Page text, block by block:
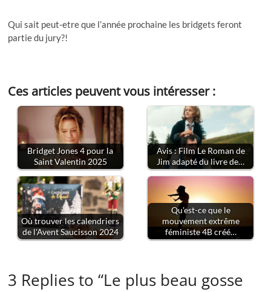
Qui sait peut-etre que l’année prochaine les bridgets feront
partie du jury?!
Ces articles peuvent vous intéresser :
Bridget Jones 4 pour la
Saint Valentin 2025
Avis : Film Le Roman de
Jim adapté du livre de…
Où trouver les calendriers
de l'Avent Saucisson 2024
Qu'est-ce que le
mouvement extrême
féministe 4B créé…
3 Replies to “Le plus beau gosse